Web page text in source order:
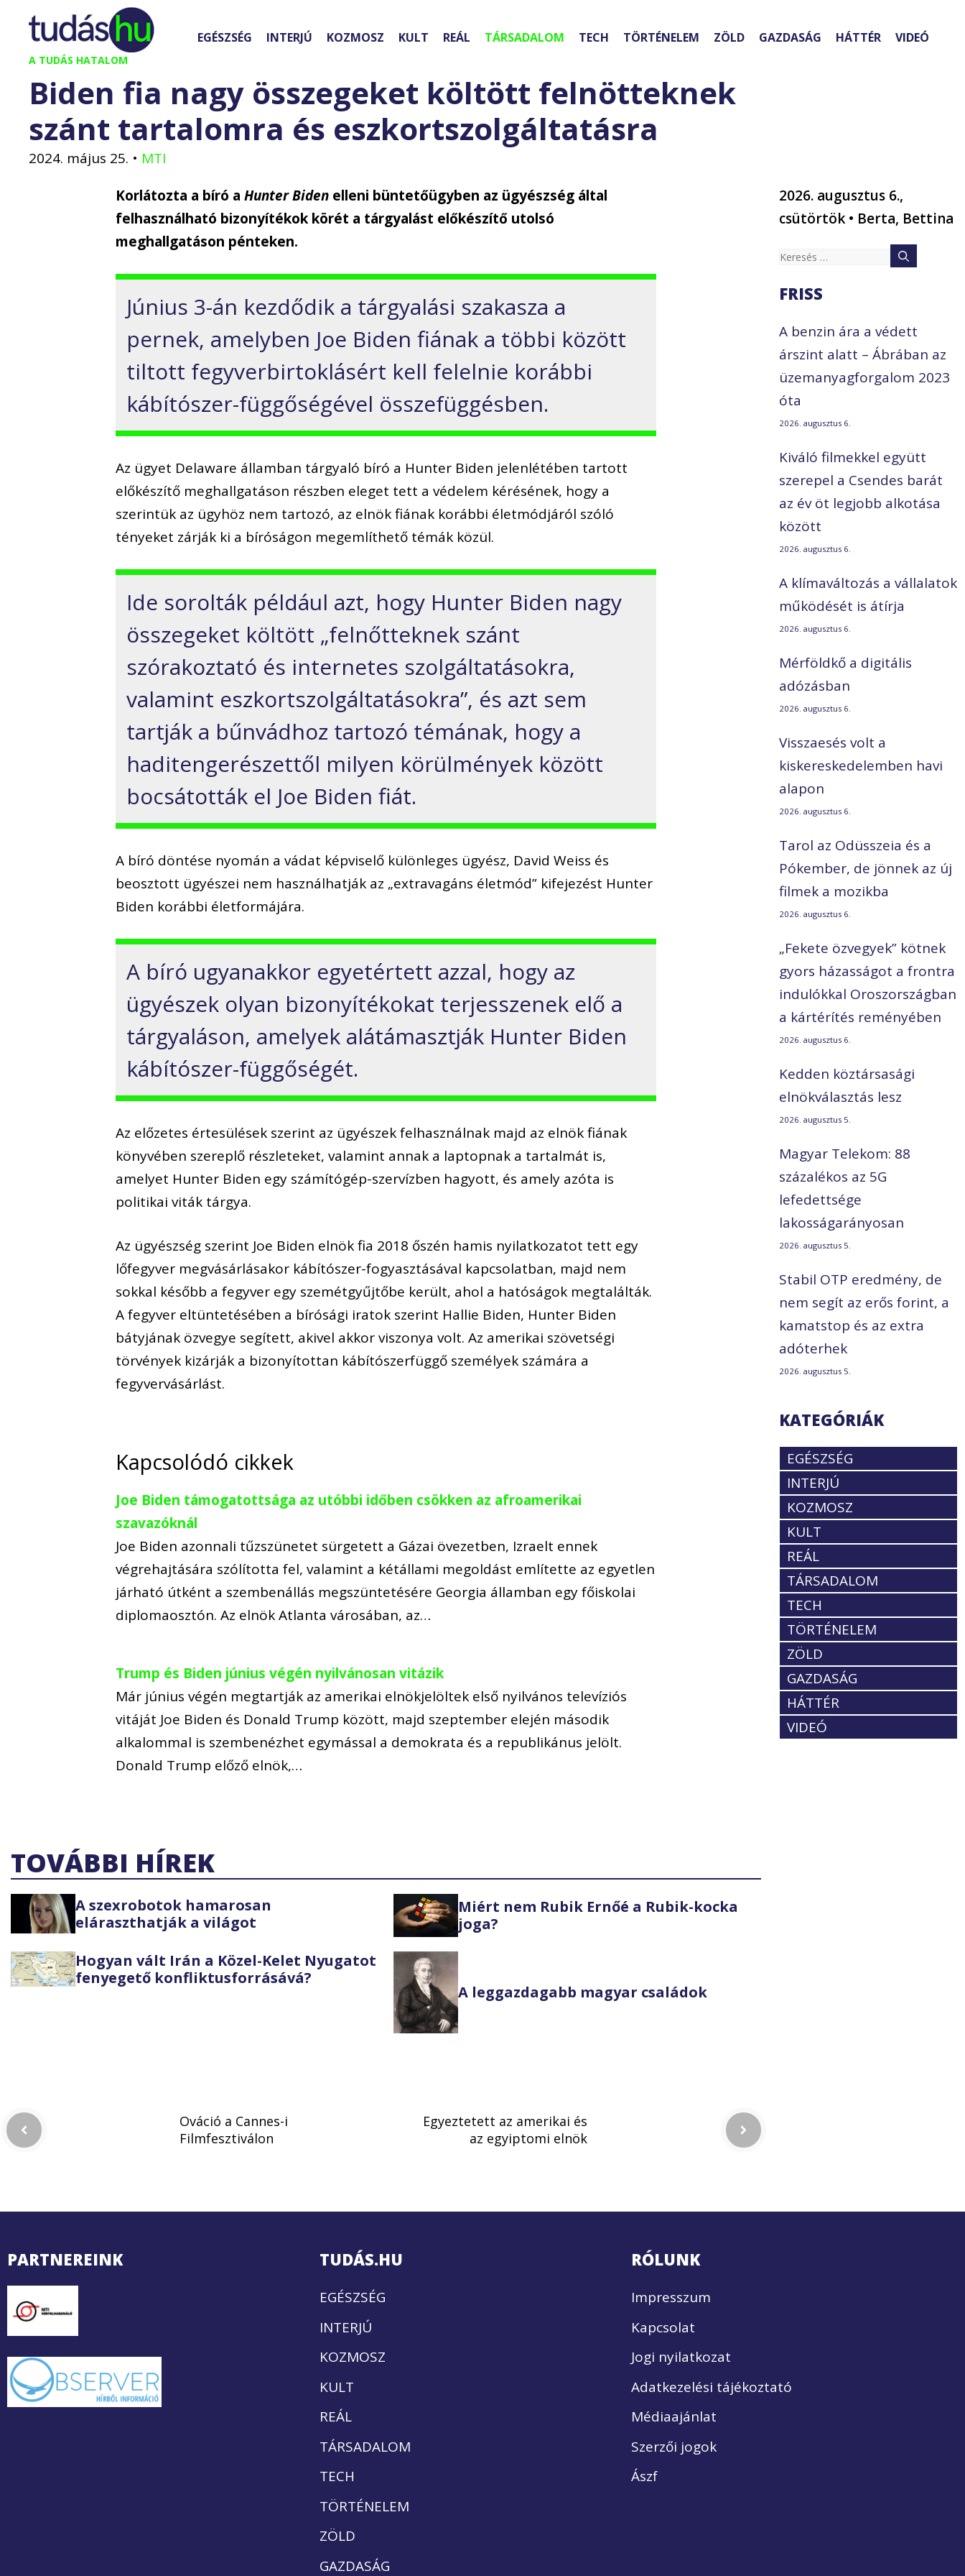
Kilépés
tartalomba
A TUDÁS HATALOM
EGÉSZSÉG INTERJÚ KOZMOSZ KULT REÁL TÁRSADALOM TECH TÖRTÉNELEM ZÖLD GAZDASÁG HÁTTÉR VIDEÓ
Biden fia nagy összegeket költött felnötteknek
szánt tartalomra és eszkortszolgáltatásra
2024. május 25. • MTI
Korlátozta a bíró aHunter Biden elleni büntetőügyben az ügyészség által
felhasználható bizonyítékok körét a tárgyalást előkészítő utolsó
meghallgatáson pénteken.
Június 3-án kezdődik a tárgyalási szakasza a
pernek, amelyben Joe Biden fiának a többi között
tiltott fegyverbirtoklásért kell felelnie korábbi
kábítószer-függőségével összefüggésben.
Az ügyet Delaware államban tárgyaló bíró a Hunter Biden jelenlétében tartott
előkészítő meghallgatáson részben eleget tett a védelem kérésének, hogy a
szerintük az ügyhöz nem tartozó, az elnök fiának korábbi életmódjáról szóló
tényeket zárják ki a bíróságon megemlíthető témák közül.
Ide sorolták például azt, hogy Hunter Biden nagy
összegeket költött „felnőtteknek szánt
szórakoztató és internetes szolgáltatásokra,
valamint eszkortszolgáltatásokra”, és azt sem
tartják a bűnvádhoz tartozó témának, hogy a
haditengerészettől milyen körülmények között
bocsátották el Joe Biden fiát.
A bíró döntése nyomán a vádat képviselő különleges ügyész, David Weiss és
beosztott ügyészei nem használhatják az „extravagáns életmód” kifejezést Hunter
Biden korábbi életformájára.
A bíró ugyanakkor egyetértett azzal, hogy az
ügyészek olyan bizonyítékokat terjesszenek elő a
tárgyaláson, amelyek alátámasztják Hunter Biden
kábítószer-függőségét.
Az előzetes értesülések szerint az ügyészek felhasználnak majd az elnök fiának
könyvében szereplő részleteket, valamint annak a laptopnak a tartalmát is,
amelyet Hunter Biden egy számítógép-szervízben hagyott, és amely azóta is
politikai viták tárgya.
Az ügyészség szerint Joe Biden elnök fia 2018 őszén hamis nyilatkozatot tett egy
lőfegyver megvásárlásakor kábítószer-fogyasztásával kapcsolatban, majd nem
sokkal később a fegyver egy szemétgyűjtőbe került, ahol a hatóságok megtalálták.
A fegyver eltüntetésében a bírósági iratok szerint Hallie Biden, Hunter Biden
bátyjának özvegye segített, akivel akkor viszonya volt. Az amerikai szövetségi
törvények kizárják a bizonyítottan kábítószerfüggő személyek számára a
fegyvervásárlást.
Kapcsolódó cikkek
Joe Biden támogatottsága az utóbbi időben csökken az afroamerikai
szavazóknál
Joe Biden azonnali tűzszünetet sürgetett a Gázai övezetben, Izraelt ennek
végrehajtására szólította fel, valamint a kétállami megoldást említette az egyetlen
járható útként a szembenállás megszüntetésére Georgia államban egy főiskolai
diplomaosztón. Az elnök Atlanta városában, az…
Trump és Biden június végén nyilvánosan vitázik
Már június végén megtartják az amerikai elnökjelöltek első nyilvános televíziós
vitáját Joe Biden és Donald Trump között, majd szeptember elején második
alkalommal is szembenézhet egymással a demokrata és a republikánus jelölt.
Donald Trump előző elnök,…
TOVÁBBI HÍREK
A szexrobotok hamarosan
eláraszthatják a világot
Miért nem Rubik Ernőé a Rubik-kocka
joga?
Hogyan vált Irán a Közel-Kelet Nyugatot
fenyegető konfliktusforrásává?
A leggazdagabb magyar családok
2026. augusztus 6.,
csütörtök • Berta, Bettina
Keresés:
FRISS
A benzin ára a védett
árszint alatt – Ábrában az
üzemanyagforgalom 2023
óta
2026. augusztus 6.
Kiváló filmekkel együtt
szerepel a Csendes barát
az év öt legjobb alkotása
között
2026. augusztus 6.
A klímaváltozás a vállalatok
működését is átírja
2026. augusztus 6.
Mérföldkő a digitális
adózásban
2026. augusztus 6.
Visszaesés volt a
kiskereskedelemben havi
alapon
2026. augusztus 6.
Tarol az Odüsszeia és a
Pókember, de jönnek az új
filmek a mozikba
2026. augusztus 6.
„Fekete özvegyek” kötnek
gyors házasságot a frontra
indulókkal Oroszországban
a kártérítés reményében
2026. augusztus 6.
Kedden köztársasági
elnökválasztás lesz
2026. augusztus 5.
Magyar Telekom: 88
százalékos az 5G
lefedettsége
lakosságarányosan
2026. augusztus 5.
Stabil OTP eredmény, de
nem segít az erős forint, a
kamatstop és az extra
adóterhek
2026. augusztus 5.
KATEGÓRIÁK
EGÉSZSÉG
INTERJÚ
KOZMOSZ
KULT
REÁL
TÁRSADALOM
TECH
TÖRTÉNELEM
ZÖLD
GAZDASÁG
HÁTTÉR
VIDEÓ
Ováció a Cannes-i
Filmfesztiválon
Egyeztetett az amerikai és
az egyiptomi elnök
PARTNEREINK TUDÁS.HU
EGÉSZSÉG
INTERJÚ
KOZMOSZ
KULT
REÁL
TÁRSADALOM
TECH
TÖRTÉNELEM
ZÖLD
GAZDASÁG
RÓLUNK
Impresszum
Kapcsolat
Jogi nyilatkozat
Adatkezelési tájékoztató
Médiaajánlat
Szerzői jogok
Ászf